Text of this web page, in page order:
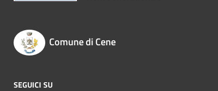
Comune di Cene
SEGUICI SU